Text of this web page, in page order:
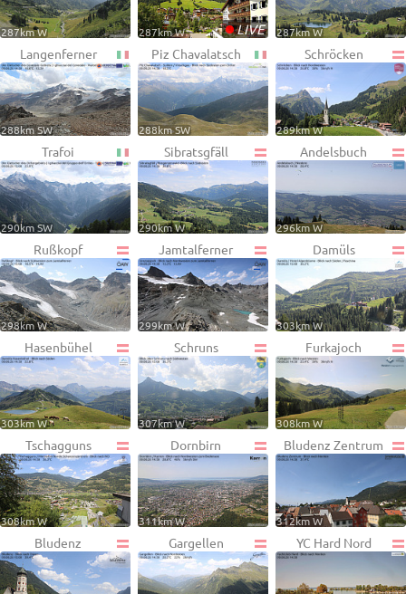
287km W •LIVE
287km W 287km W
Langenferner
288km SW
Piz Chavalatsch
288km SW
Schröcken
289km W
Trafoi
290km SW
Sibratsgfäll
290km W
Andelsbuch
296km W
Rußkopf
298km W
Jamtalferner
299km W
Damüls
303km W
Hasenbühel
303km W
Schruns
307km W
Furkajoch
308km W
Tschagguns
308km W
Dornbirn
311km W
Bludenz Zentrum
312km W
Bludenz Gargellen YC Hard Nord